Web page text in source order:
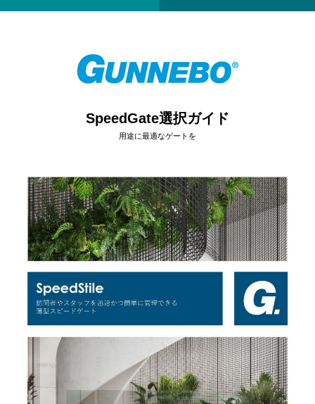
2025.01.11 2025.01.10
Gunnebo データーセンターソリューショ
スイング式ゲート
SpeedGate選択ガイド
用途に最適なゲートを